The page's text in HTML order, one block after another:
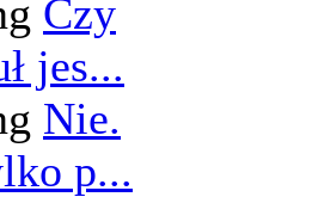
Czy
jes...
Nie.
p...